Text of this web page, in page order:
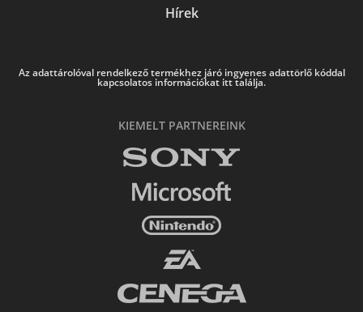
Hírek
Az adattárolóval rendelkező termékhez járó ingyenes adattörlő kóddal
kapcsolatos információkat itt találja.
KIEMELT PARTNEREINK